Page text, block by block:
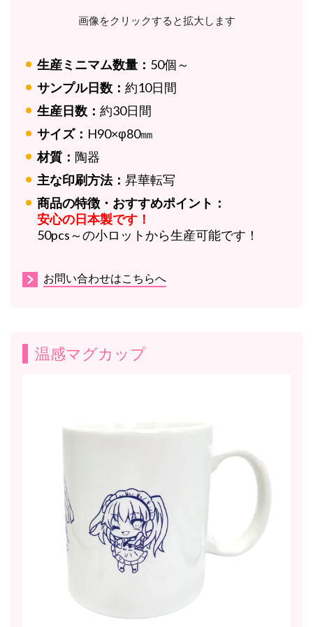
画像をクリックすると拡大します
生産ミニマム数量： 50個～
サンプル日数： 約10日間
生産日数： 約30日間
サイズ： H90×φ80㎜
材質： 陶器
主な印刷方法： 昇華転写
商品の特徴・おすすめポイント：
安心の日本製です！
50pcs～の小ロットから生産可能です！
お問い合わせはこちらへ
温感マグカップ